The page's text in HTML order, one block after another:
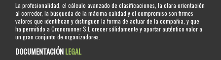
La profesionalidad, el cálculo avanzado de clasificaciones, la clara orientación
al corredor, la búsqueda de la máxima calidad y el compromiso son firmes
valores que identifican y distinguen la forma de actuar de la compañia, y que
ha permitido a Cronorunner S.L crecer sólidamente y aportar auténtico valor a
un gran conjunto de organizadores.
DOCUMENTACIÓNLEGAL